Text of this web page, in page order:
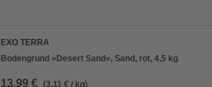
EXO TERRA
Bodengrund »Desert Sand«, Sand, rot, 4,5 kg
13,99 € (3,11 € / kg)